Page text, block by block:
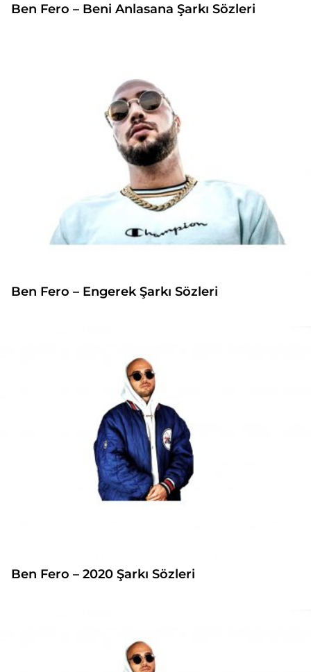
Ben Fero – Beni Anlasana Şarkı Sözleri
Ben Fero – Engerek Şarkı Sözleri
Ben Fero – 2020 Şarkı Sözleri